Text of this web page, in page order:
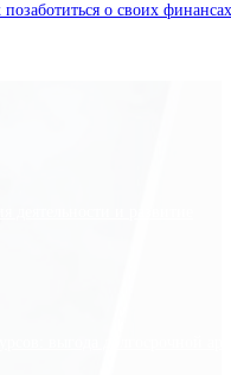
о своих финансах